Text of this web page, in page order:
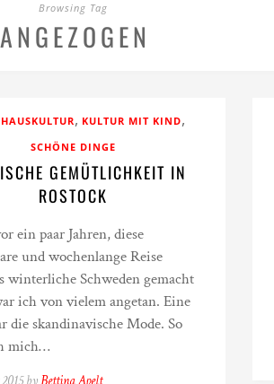
Browsing Tag
ANGEZOGEN
, KULTUR MIT KIND,
SCHÖNE DINGE
GEMÜTLICHKEIT IN
ROSTOCK
ein paar Jahren, diese
und wochenlange Reise
winterliche Schweden gemacht
ich von vielem angetan. Eine
die skandinavische Mode. So
mich…